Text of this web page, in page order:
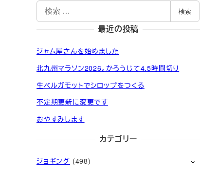
索
検索
最近の投稿
ジャム屋さんを始めました
北九州マラソン2026。かろうじて4.5時間切り
生ベルガモットでシロップをつくる
不定期更新に変更です
おやすみします
カテゴリー
ジョギング (498)